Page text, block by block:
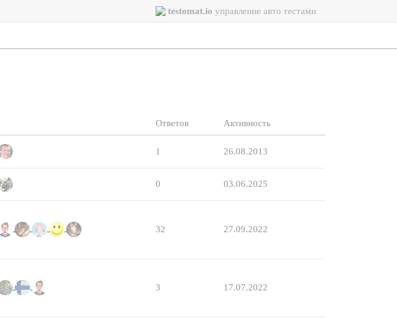
testomat.io управление авто тестами
Ответов Активность
1 26.08.2013
0 03.06.2025
32 27.09.2022
3 17.07.2022